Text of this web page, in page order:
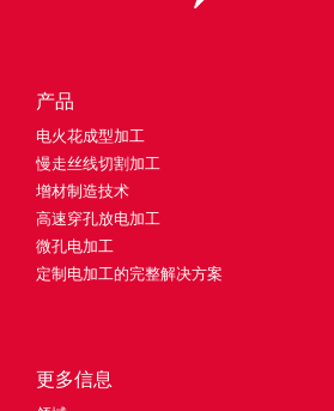
产品
电火花成型加工
慢走丝线切割加工
增材制造技术
高速穿孔放电加工
微孔电加工
定制电加工的完整解决方案
更多信息